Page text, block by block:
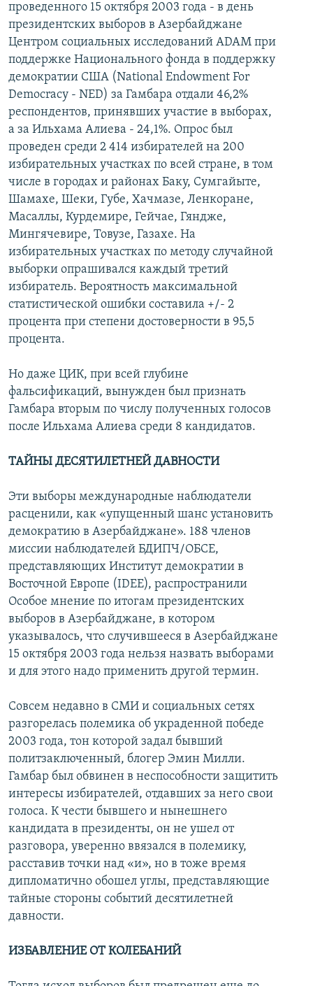
проведенного 15 октября 2003 года - в день
президентских выборов в Азербайджане
Центром социальных исследований ADAM при
поддержке Национального фонда в поддержку
демократии США (National Endowment For
Democracy - NED) за Гамбара отдали 46,2%
респондентов, принявших участие в выборах,
а за Ильхама Алиева - 24,1%. Опрос был
проведен среди 2 414 избирателей на 200
избирательных участках по всей стране, в том
числе в городах и районах Баку, Сумгайыте,
Шамахе, Шеки, Губе, Хачмазе, Ленкоране,
Масаллы, Курдемире, Гейчае, Гяндже,
Мингячевире, Товузе, Газахе. На
избирательных участках по методу случайной
выборки опрашивался каждый третий
избиратель. Вероятность максимальной
статистической ошибки составила +/- 2
процента при степени достоверности в 95,5
процента.
Но даже ЦИК, при всей глубине
фальсификаций, вынужден был признать
Гамбара вторым по числу полученных голосов
после Ильхама Алиева среди 8 кандидатов.
ТАЙНЫ ДЕСЯТИЛЕТНЕЙ ДАВНОСТИ
Эти выборы международные наблюдатели
расценили, как «упущенный шанс установить
демократию в Азербайджане». 188 членов
миссии наблюдателей БДИПЧ/ОБСЕ,
представляющих Институт демократии в
Восточной Европе (IDEE), распространили
Особое мнение по итогам президентских
выборов в Азербайджане, в котором
указывалось, что случившееся в Азербайджане
15 октября 2003 года нельзя назвать выборами
и для этого надо применить другой термин.
Совсем недавно в СМИ и социальных сетях
разгорелась полемика об украденной победе
2003 года, тон которой задал бывший
политзаключенный, блогер Эмин Милли.
Гамбар был обвинен в неспособности защитить
интересы избирателей, отдавших за него свои
голоса. К чести бывшего и нынешнего
кандидата в президенты, он не ушел от
разговора, уверенно ввязался в полемику,
расставив точки над «и», но в тоже время
дипломатично обошел углы, представляющие
тайные стороны событий десятилетней
давности.
ИЗБАВЛЕНИЕ ОТ КОЛЕБАНИЙ